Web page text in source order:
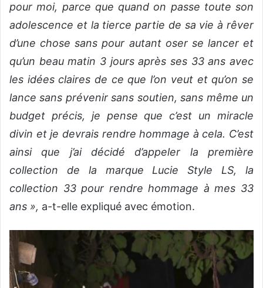
pour moi, parce que quand on passe toute son
adolescence et la tierce partie de sa vie à rêver
d’une chose sans pour autant oser se lancer et
qu’un beau matin 3 jours après ses 33 ans avec
les idées claires de ce que l’on veut et qu’on se
lance sans prévenir sans soutien, sans même un
budget précis, je pense que c’est un miracle
divin et je devrais rendre hommage à cela. C’est
ainsi que j’ai décidé d’appeler la première
collection de la marque Lucie Style LS, la
collection 33 pour rendre hommage à mes 33
ans », a-t-elle expliqué avec émotion.